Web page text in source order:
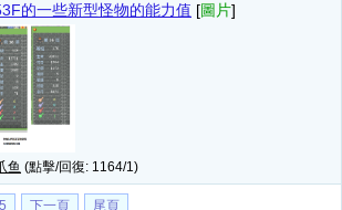
的一些新型怪物的能力值 [圖片]
鱼 (點擊/回復: 1164/1)
5 下一頁 尾頁